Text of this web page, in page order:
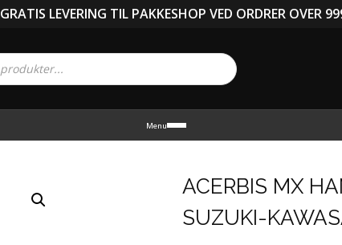
GRATIS LEVERING TIL PAKKESHOP VED ORDRER OVER
Menu
ACERBIS MX
SUZUKI-